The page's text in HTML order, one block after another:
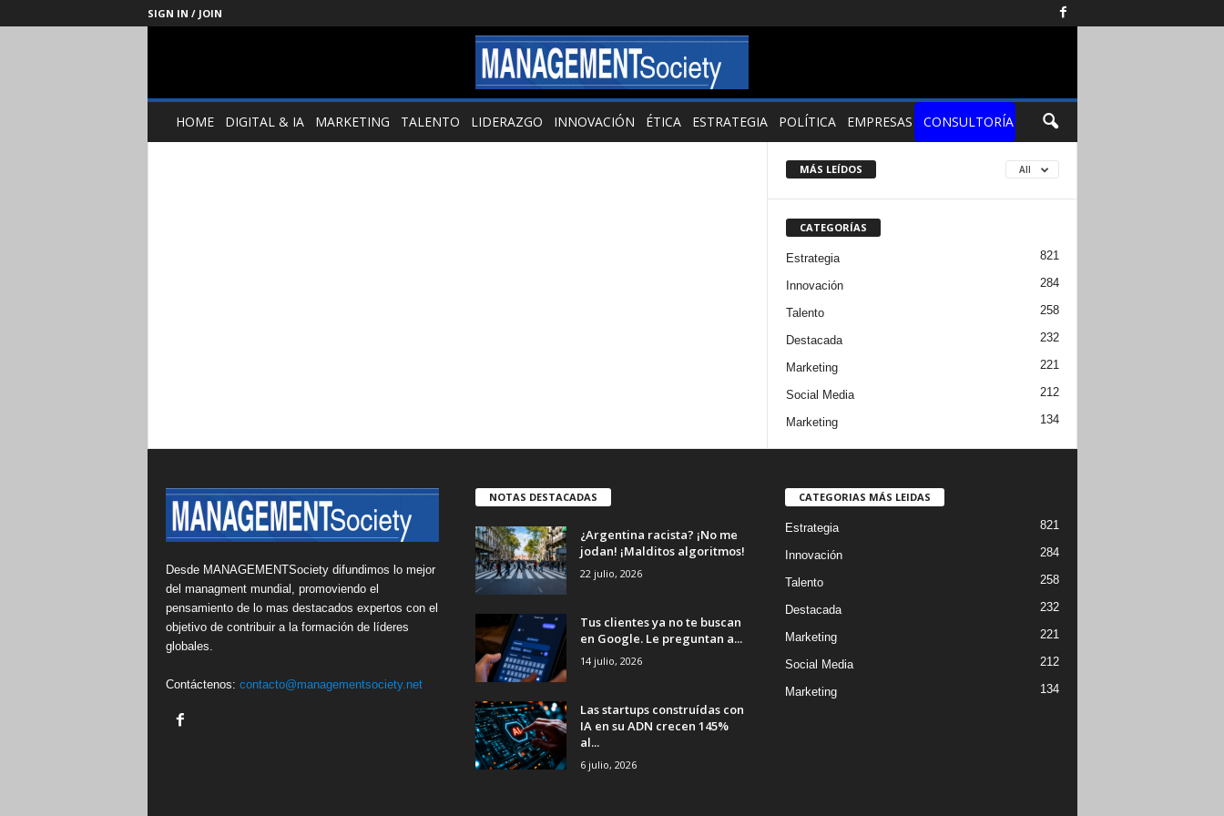
SIGN IN / JOIN
Management
SocietyHOME DIGITAL & IA MARKETING TALENTO LIDERAZGO INNOVACIÓN ÉTICA ESTRATEGIA POLÍTICA EMPRESAS CONSULTORÍA
MÁS LEÍDOS All
CATEGORÍAS
Estrategia 821
Innovación 284
Talento 258
Destacada 232
Marketing 221
Social Media 212
Marketing 134
Desde MANAGEMENTSociety difundimos lo mejor
del managment mundial, promoviendo el
pensamiento de lo mas destacados expertos con el
objetivo de contribuir a la formación de líderes
globales.
Contáctenos: contacto@managementsociety.net
NOTAS DESTACADAS
¿Argentina racista? ¡No me
jodan! ¡Malditos algoritmos!
22 julio, 2026
Tus clientes ya no te buscan
en Google. Le preguntan a...
14 julio, 2026
Las startups construídas con
IA en su ADN crecen 145%
al...
6 julio, 2026
CATEGORIAS MÁS LEIDAS
Estrategia 821
Innovación 284
Talento 258
Destacada 232
Marketing 221
Social Media 212
Marketing 134